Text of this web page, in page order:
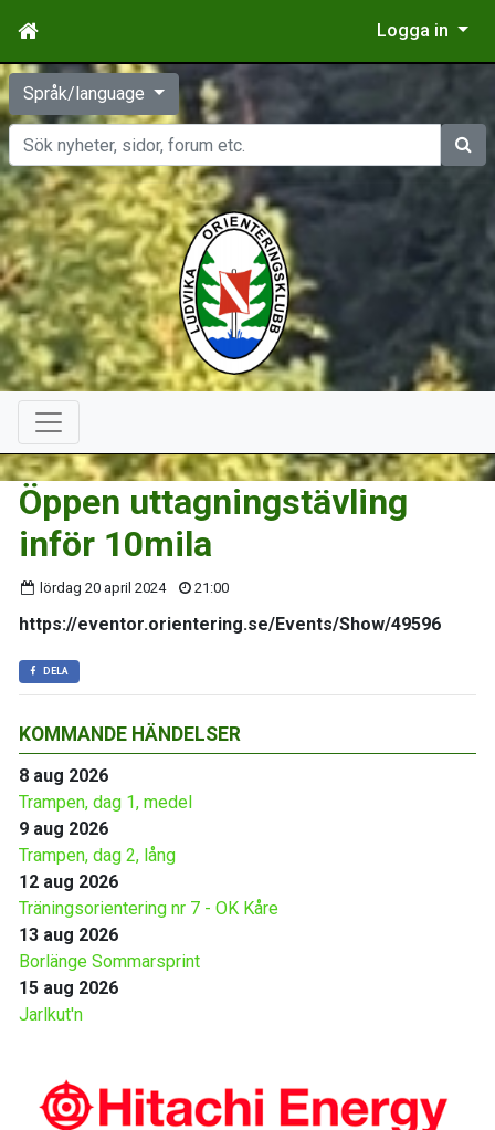
Logga in
Språk/language
Sök
KOMMANDE HÄNDELSER
8 aug 2026
Trampen, dag 1, medel
9 aug 2026
Trampen, dag 2, lång
12 aug 2026
Träningsorientering nr 7 - OK Kåre
13 aug 2026
Borlänge Sommarsprint
15 aug 2026
Jarlkut'n
Öppen uttagningstävling
inför 10mila
lördag 20 april 2024 21:00
https://eventor.orientering.se/Events/Show/49596
DELA